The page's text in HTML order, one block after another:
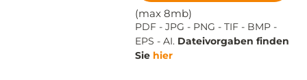
(max 8mb)
PDF - JPG - PNG - TIF - BMP -
EPS - AI. Dateivorgaben finden
Sie hier